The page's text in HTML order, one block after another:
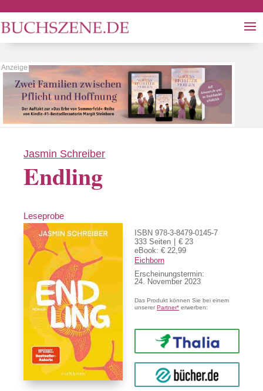
Jasmin Schreiber
Endling
Leseprobe
ISBN 978-3-8479-0145-7
333 Seiten
€ 23
eBook: € 22,99
Eichborn
Erscheinungstermin:
24. November 2023
Das Produkt können Sie bei einem
unsererPartner* erwerben:
Thalia
buecher.de